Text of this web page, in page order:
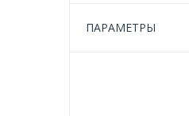
ПАРАМЕТРЫ